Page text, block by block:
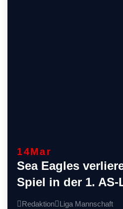
14Mar
Sea Eagles
Spiel in der 1. AS-
Redaktion Liga Mannschaft